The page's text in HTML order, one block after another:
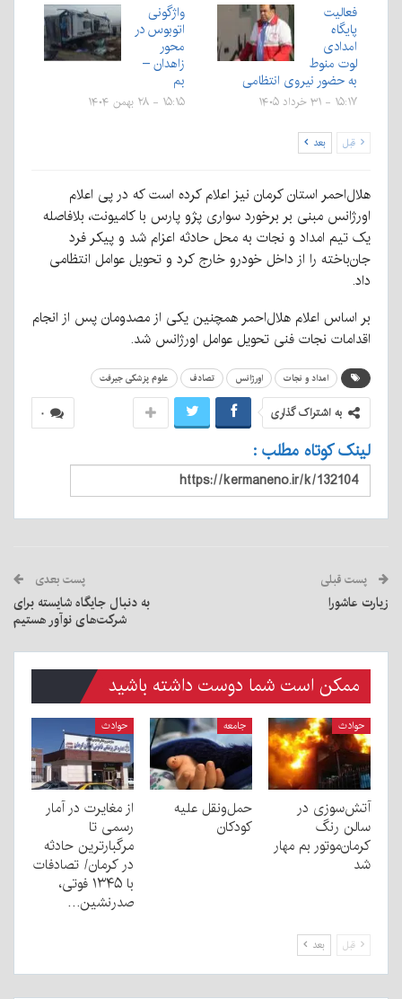
فعالیت
پایگاه
امدادی
لوت منوط
به حضور نیروی انتظامی
۱۵:۱۷ - ۳۱ خرداد ۱۴۰۵
واژگونی
اتوبوس در
محور
زاهدان –
بم
۱۵:۱۵ - ۲۸ بهمن ۱۴۰۴
قبل بعد
هلال‌احمر استان کرمان نیز اعلام کرده است که در پی اعلام
اورژانس مبنی بر برخورد سواری پژو پارس با کامیونت، بلافاصله
یک تیم امداد و نجات به محل حادثه اعزام شد و پیکر فرد
جان‌باخته را از داخل خودرو خارج کرد و تحویل عوامل انتظامی
داد.
بر اساس اعلام هلال‌احمر همچنین یکی از مصدومان پس از انجام
اقدامات نجات فنی تحویل عوامل اورژانس شد.
امداد و نجات اورژانس تصادف علوم پزشکی جیرفت
۰ به اشتراک گذاری
لینک کوتاه مطلب :
پست قبلی
زیارت عاشورا
پست بعدی
به دنبال جایگاه شایسته برای
شرکت‌های نوآور هستیم
ممکن است شما دوست داشته باشید
حوادث
آتش‌سوزی در
سالن رنگ
کرمان‌موتور بم مهار
شد
جامعه
حمل‌ونقل علیه
کودکان
حوادث
از مغایرت در آمار
رسمی تا
مرگبارترین حادثه
در کرمان/ تصادفات
با ۱۳۴۵ فوتی،
صدرنشین…
قبل بعد